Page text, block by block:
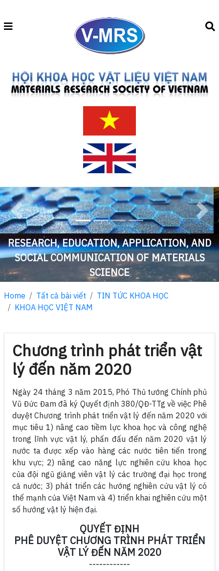
Previous Next
RESEARCH, EDUCATION, APPLICATION, AND
SOCIAL COMMUNICATION OF MATERIALS
SCIENCE
Home Tất cả bài viết
TIN TỨC KHOA HỌC
KHOA HỌC VIỆT NAM
Chương trình phát triển vật
lý đến năm 2020
Ngày 24 tháng 3 năm 2015, Phó Thủ tướng Chính phủ
Vũ Đức Đam đã ký Quyết định 380/QĐ-TTg về việc Phê
duyệt Chương trình phát triển vật lý đến năm 2020 với
mục tiêu 1) nâng cao tiềm lực khoa học và công nghệ
trong lĩnh vực vật lý, phấn đấu đến năm 2020 vật lý
nước ta được xếp vào hàng các nước tiên tiến trong
khu vực; 2) nâng cao năng lực nghiên cứu khoa học
của đội ngũ giảng viên vật lý các trường đại học trong
cả nước; 3) phát triển các hướng nghiên cứu vật lý có
thế mạnh của Việt Nam và 4) triển khai nghiên cứu một
số hướng vật lý hiện đại.
QUYẾT ĐỊNH
PHÊ DUYỆT CHƯƠNG TRÌNH PHÁT TRIỂN
VẬT LÝ ĐẾN NĂM 2020
------------